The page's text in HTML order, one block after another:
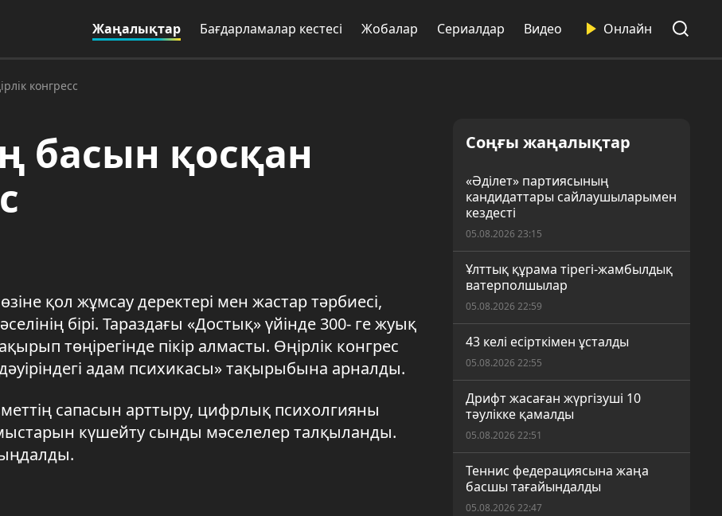
Жаңалықтар Бағдарламалар кестесі Жобалар Сериалдар Видео Онлайн
конгресс
басын қосқан
қол жұмсау деректері мен жастар тәрбиесі,
бірі. Тараздағы «Достық» үйінде 300- ге жуық
төңірегінде пікір алмасты. Өңірлік конгрес
адам психикасы» тақырыбына арналды.
сапасын арттыру, цифрлық психолгияны
күшейту сынды мәселелер талқыланды.
Соңғы жаңалықтар
«Әділет» партиясының
кандидаттары сайлаушыларымен
кездесті
05.08.2026 23:15
Ұлттық құрама тірегі-жамбылдық
ватерполшылар
05.08.2026 22:59
43 келі есірткімен ұсталды
05.08.2026 22:55
Дрифт жасаған жүргізуші 10
тәулікке қамалды
05.08.2026 22:51
Теннис федерациясына жаңа
басшы тағайындалды
05.08.2026 22:47